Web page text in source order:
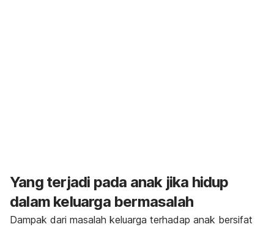
Yang terjadi pada anak jika hidup
dalam keluarga bermasalah
Dampak dari masalah keluarga terhadap anak bersifat